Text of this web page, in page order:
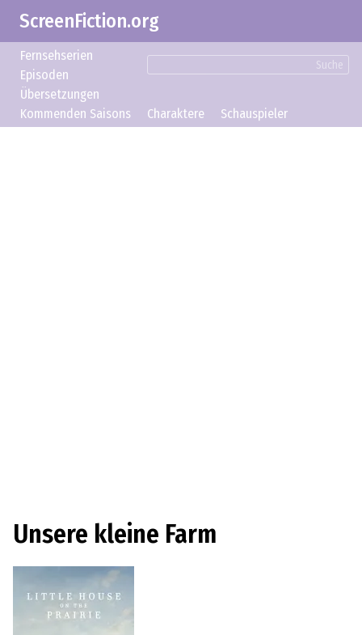
ScreenFiction.org
Suche
Fernsehserien
Episoden
Übersetzungen
Kommenden Saisons
Charaktere Schauspieler
Unsere kleine Farm